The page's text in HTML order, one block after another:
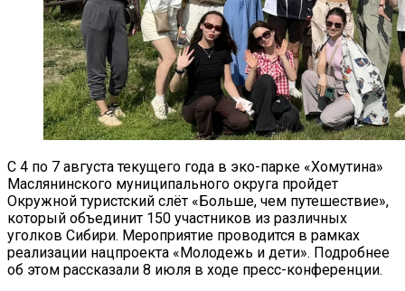
С 4 по 7 августа текущего года в эко-парке «Хомутина»
Маслянинского муниципального округа пройдет
Окружной туристский слёт «Больше, чем путешествие»,
который объединит 150 участников из различных
уголков Сибири. Мероприятие проводится в рамках
реализации нацпроекта «Молодежь и дети». Подробнее
об этом рассказали 8 июля в ходе пресс-конференции.